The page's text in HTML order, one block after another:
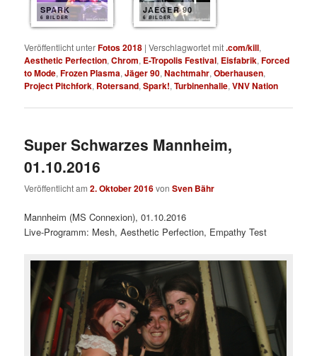
SPARK
6 BILDER
JAEGER 90
6 BILDER
Veröffentlicht unterFotos 2018 |Verschlagwortet mit.com/kill,
Aesthetic Perfection,Chrom, E-Tropolis Festival, Eisfabrik,Forced
to Mode,Frozen Plasma,Jäger 90,Nachtmahr,Oberhausen,
Project Pitchfork, Rotersand,Spark!,Turbinenhalle,VNV Nation
Super Schwarzes Mannheim,
01.10.2016
Veröffentlicht am2. Oktober 2016vonSven Bähr
Mannheim (MS Connexion), 01.10.2016
Live-Programm: Mesh, Aesthetic Perfection, Empathy Test